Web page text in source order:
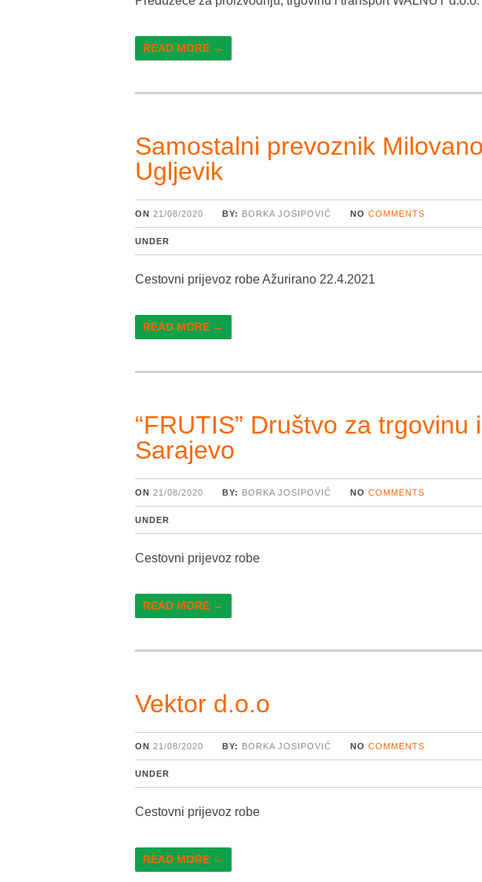
READ MORE →
Samostalni prevoznik
Ugljevik
ON 21/08/2020 BY: BORKA JOSIPOVIĆ NO COMMENTS
UNDER
Cestovni prijevoz robe Ažurirano 22.4.2021
READ MORE →
“FRUTIS” Društvo za trgovinu
Sarajevo
ON 21/08/2020 BY: BORKA JOSIPOVIĆ NO COMMENTS
UNDER
Cestovni prijevoz robe
READ MORE →
Vektor d.o.o
ON 21/08/2020 BY: BORKA JOSIPOVIĆ NO COMMENTS
UNDER
Cestovni prijevoz robe
READ MORE →